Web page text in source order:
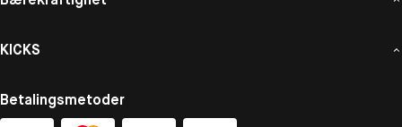
KICKS
Betalingsmetoder